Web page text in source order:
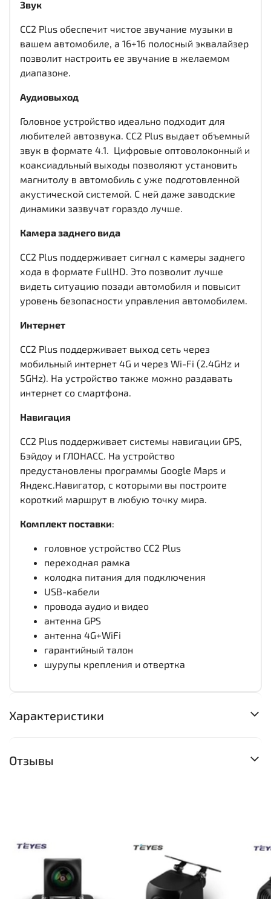
Звук
CC2 Plus обеспечит чистое звучание музыки в
вашем автомобиле, а 16+16 полосный эквалайзер
позволит настроить ее звучание в желаемом
диапазоне.
Аудиовыход
Головное устройство идеально подходит для
любителей автозвука. CC2 Plus выдает объемный
звук в формате 4.1. Цифровые оптоволоконный и
коаксиадльный выходы позволяют установить
магнитолу в автомобиль с уже подготовленной
акустической системой. С ней даже заводские
динамики зазвучат гораздо лучше.
Камера заднего вида
CC2 Plus поддерживает сигнал с камеры заднего
хода в формате FullHD. Это позволит лучше
видеть ситуацию позади автомобиля и повысит
уровень безопасности управления автомобилем.
Интернет
CC2 Plus поддерживает выход сеть через
мобильный интернет 4G и через Wi-Fi (2.4GHz и
5GHz). На устройство также можно раздавать
интернет со смартфона.
Навигация
CC2 Plus поддерживает системы навигации GPS,
Бэйдоу и ГЛОНАСС. На устройство
предустановлены программы Google Maps и
Яндекс.Навигатор, с которыми вы построите
короткий маршрут в любую точку мира.
Комплект поставки:
головное устройство CC2 Plus
переходная рамка
колодка питания для подключения
USB-кабели
провода аудио и видео
антенна GPS
антенна 4G+WiFi
гарантийный талон
шурупы крепления и отвертка
Характеристики
Отзывы